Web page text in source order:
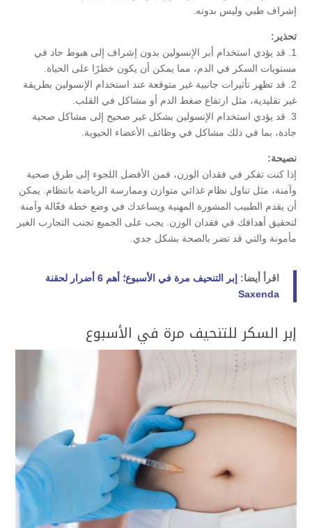
إشراف طبي وليس بدونه.
تحذير:
1. قد يؤدي استخدام أبر الإنسولين بدون إشراف إلى هبوط حاد في
مستويات السكر في الدم، مما يمكن أن يكون خطرًا على الحياة.
2. قد تظهر تأثيرات جانبية غير متوقعة عند استخدام الإنسولين بطريقة
غير تقليدية، مثل ارتفاع ضغط الدم أو مشاكل في القلب.
3. قد يؤدي استخدام الإنسولين بشكل غير صحيح إلى مشاكل صحية
جادة، بما في ذلك مشاكل في وظائف الأعضاء الحيوية.
نصيحة:
إذا كنت تفكر في فقدان الوزن، فمن الأفضل اللجوء إلى طرق صحية
وآمنة، مثل تناول نظام غذائي متوازن وممارسة الرياضة بانتظام. يمكن
أن يقدم الطبيب المشورة المهنية ويساعدك في وضع خطة فعّالة وآمنة
لتحقيق أهدافك في فقدان الوزن. يجب على الجميع تجنب التجارب الغير
مأمونة والتي قد تضر بالصحة بشكل جدي.
اقرأ أيضا:
إبر التنحيف مرة في الأسبوع؛ أهم 6 أضرار لحقنة
Saxenda
إبر السكر للتنحيف مرة في الأسبوع